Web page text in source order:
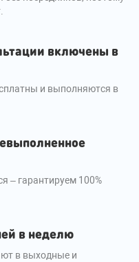
включены в
и выполняются в
– гарантируем 100%
в неделю
в выходные и